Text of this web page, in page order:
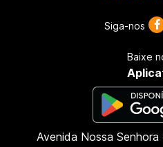
Avenida Nossa
Siga-nos
Baixe